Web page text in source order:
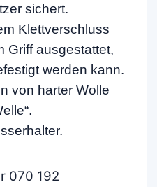
sichert.
Klettverschluss
Griff ausgestattet,
werden kann.
von harter Wolle
070 192